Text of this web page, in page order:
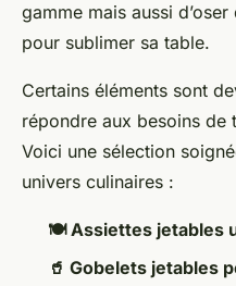
gamme mais aussi
pour sublimer sa table.
Certains éléments sont
répondre aux besoins de
Voici une sélection
univers culinaires :
🍽️ Assiettes jetables
🥤 Gobelets jetables